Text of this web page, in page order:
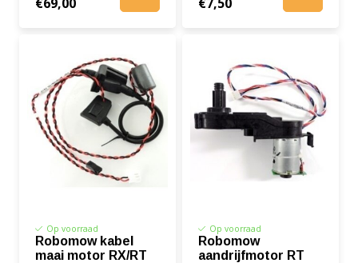
Op voorraad
Robomow kabel
maai motor RX/RT
Op voorraad
Robomow
aandrijfmotor RT